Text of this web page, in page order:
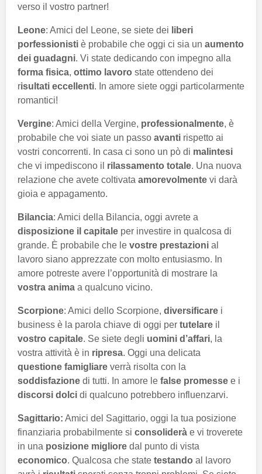
verso il vostro partner!
Leone: Amici del Leone, se siete dei liberi
porfessionisti è probabile che oggi ci sia un aumento
dei guadagni. Vi state dedicando con impegno alla
forma fisica, ottimo lavoro state ottendeno dei
risultati eccellenti. In amore siete oggi particolarmente
romantici!
Vergine: Amici della Vergine, professionalmente, è
probabile che voi siate un passo avanti rispetto ai
vostri concorrenti. In casa ci sono un pò di malintesi
che vi impediscono il rilassamento totale. Una nuova
relazione che avete coltivata amorevolmente vi darà
gioia e appagamento.
Bilancia: Amici della Bilancia, oggi avrete a
disposizione il capitale per investire in qualcosa di
grande. È probabile che le vostre prestazioni al
lavoro siano apprezzate con molto entusiasmo. In
amore potreste avere l’opportunità di mostrare la
vostra anima a qualcuno vicino.
Scorpione: Amici dello Scorpione, diversificare i
business è la parola chiave di oggi per tutelare il
vostro capitale. Se siete degli uomini d’affari, la
vostra attività è in ripresa. Oggi una delicata
questione famigliare verrà risolta con la
soddisfazione di tutti. In amore le false promesse e i
discorsi dolci di qualcuno potrebbero influenzarvi.
Sagittario: Amici del Sagittario, oggi la tua posizione
finanziaria probabilmente si consoliderà e vi troverete
in ​​una posizione migliore dal punto di vista
economico. Qualcosa che state testando al lavoro